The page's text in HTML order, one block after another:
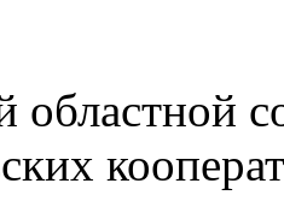
областной